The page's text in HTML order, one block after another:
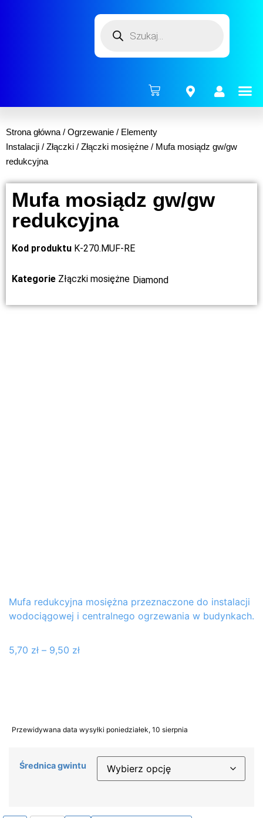
Strona główna / Ogrzewanie / Elementy
Instalacji / Złączki / Złączki mosiężne / Mufa mosiądz gw/gw
redukcyjna
Mufa mosiądz gw/gw
redukcyjna
Kod produktu K-270.MUF-RE
Kategorie Złączki mosiężne Diamond
Mufa redukcyjna mosiężna przeznaczone do instalacji
wodociągowej i centralnego ogrzewania w budynkach.
5,70 zł – 9,50 zł
Przewidywana data wysyłki poniedziałek, 10 sierpnia
Średnica gwintu